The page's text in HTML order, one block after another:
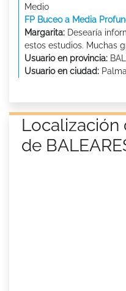
Medio
FP Buceo a Media
Margarita: Desearía
estos estudios. Muchas
Usuario en provincia:
Usuario en ciudad: Palma
Localización
de